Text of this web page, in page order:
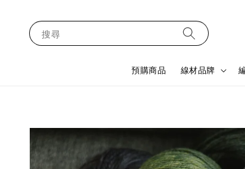
搜尋
預購商品 線材品牌